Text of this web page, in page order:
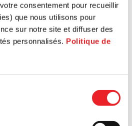
consentement pour recueillir
que nous utilisons pour
sur notre site et diffuser des
personnalisés. Politique de
Agriculture
Immobilier